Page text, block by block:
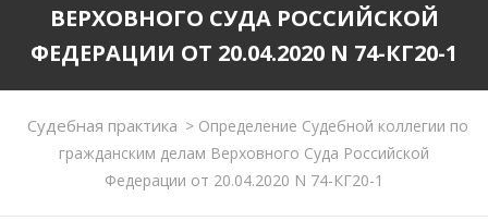
ВЕРХОВНОГО СУДА РОССИЙСКОЙ
ФЕДЕРАЦИИ ОТ 20.04.2020 N 74-КГ20-1
Судебная практика > Определение Судебной коллегии по
гражданским делам Верховного Суда Российской
Федерации от 20.04.2020 N 74-КГ20-1